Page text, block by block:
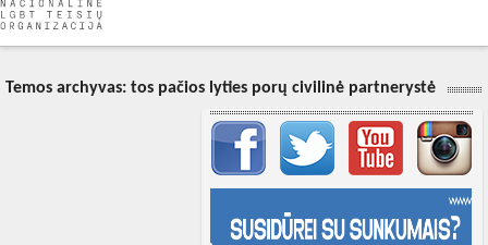
Temos archyvas: tos pačios lyties porų civilinė partnerystė
Svarbių įrašų meniu